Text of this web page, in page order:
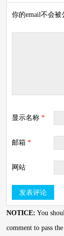
你的email不会被
显示名称*
邮箱*
网站
NOTICE: You
comment to pass